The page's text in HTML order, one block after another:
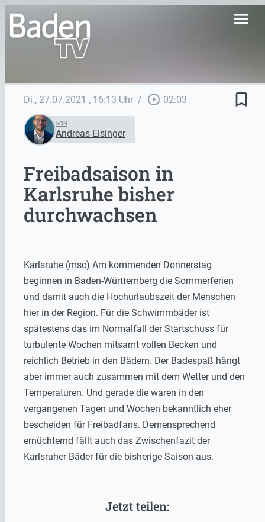
menu
Di., 27.07.2021 , 16:13 Uhr / play_circle_outline 02:03 bookmark_border
VON
Andreas Eisinger
Freibadsaison in
Karlsruhe bisher
durchwachsen
Karlsruhe (msc) Am kommenden Donnerstag
beginnen in Baden-Württemberg die Sommerferien
und damit auch die Hochurlaubszeit der Menschen
hier in der Region. Für die Schwimmbäder ist
spätestens das im Normalfall der Startschuss für
turbulente Wochen mitsamt vollen Becken und
reichlich Betrieb in den Bädern. Der Badespaß hängt
aber immer auch zusammen mit dem Wetter und den
Temperaturen. Und gerade die waren in den
vergangenen Tagen und Wochen bekanntlich eher
bescheiden für Freibadfans. Demensprechend
ernüchternd fällt auch das Zwischenfazit der
Karlsruher Bäder für die bisherige Saison aus.